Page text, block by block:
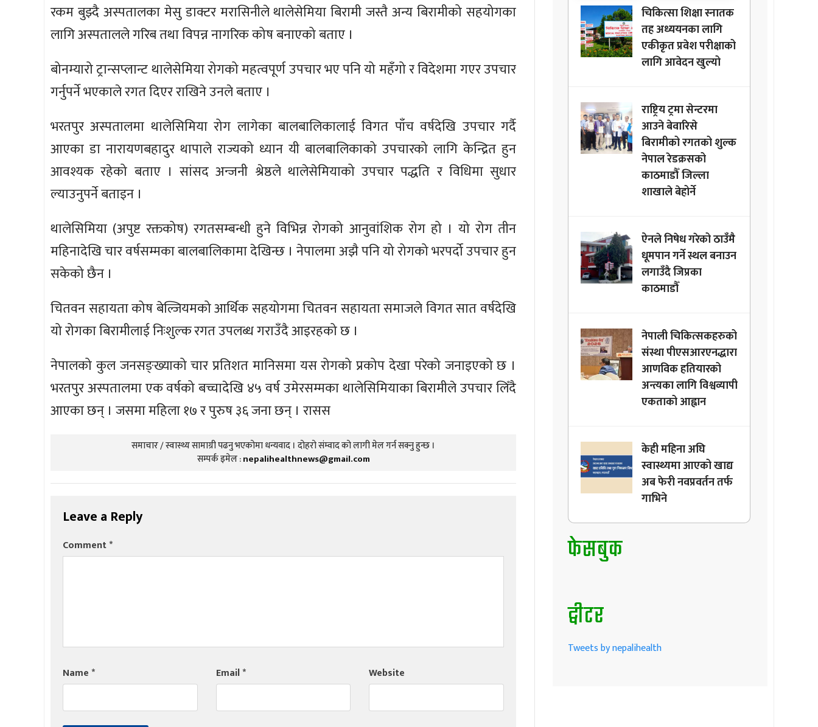
रकम बुझ्दै अस्पतालका मेसु डाक्टर मरासिनीले थालेसेमिया बिरामी जस्तै अन्य बिरामीको सहयोगका
लागि अस्पतालले गरिब तथा विपन्न नागरिक कोष बनाएको बताए ।
बोनम्यारो ट्रान्सप्लान्ट थालेसेमिया रोगको महत्वपूर्ण उपचार भए पनि यो महँगो र विदेशमा गएर उपचार
गर्नुपर्ने भएकाले रगत दिएर राखिने उनले बताए ।
भरतपुर अस्पतालमा थालेसिमिया रोग लागेका बालबालिकालाई विगत पाँच वर्षदेखि उपचार गर्दै
आएका डा नारायणबहादुर थापाले राज्यको ध्यान यी बालबालिकाको उपचारको लागि केन्द्रित हुन
आवश्यक रहेको बताए । सांसद अन्जनी श्रेष्ठले थालेसेमियाको उपचार पद्धति र विधिमा सुधार
ल्याउनुपर्ने बताइन ।
थालेसिमिया (अपुष्ट रक्तकोष) रगतसम्बन्धी हुने विभिन्न रोगको आनुवांशिक रोग हो । यो रोग तीन
महिनादेखि चार वर्षसम्मका बालबालिकामा देखिन्छ । नेपालमा अझै पनि यो रोगको भरपर्दो उपचार हुन
सकेको छैन ।
चितवन सहायता कोष बेल्जियमको आर्थिक सहयोगमा चितवन सहायता समाजले विगत सात वर्षदेखि
यो रोगका बिरामीलाई निःशुल्क रगत उपलब्ध गराउँदै आइरहको छ ।
नेपालको कुल जनसङ्ख्याको चार प्रतिशत मानिसमा यस रोगको प्रकोप देखा परेको जनाइएको छ ।
भरतपुर अस्पतालमा एक वर्षको बच्चादेखि ४५ वर्ष उमेरसम्मका थालेसिमियाका बिरामीले उपचार लिँदै
आएका छन् । जसमा महिला १७ र पुरुष ३६ जना छन् । रासस
समाचार / स्वास्थ्य सामाग्री पढनु भएकोमा धन्यवाद । दोहरो संम्वाद को लागी मेल गर्न सक्नु हुन्छ ।
सम्पर्क इमेल :nepalihealthnews@gmail.com
Leave a Reply
Comment*
Name* Email* Website
चिकित्सा शिक्षा स्नातक
तह अध्ययनका लागि
एकीकृत प्रवेश परीक्षाको
लागि आवेदन खुल्यो
राष्ट्रिय ट्रमा सेन्टरमा
आउने बेवारिसे
बिरामीको रगतको शुल्क
नेपाल रेडक्रसको
काठमाडौँ जिल्ला
शाखाले बेहोर्ने
ऐनले निषेध गरेको ठाउँमै
धूमपान गर्ने स्थल बनाउन
लगाउँदै जिप्रका
काठमाडौँ
नेपाली चिकित्सकहरुको
संस्था पीएसआरएनद्धारा
आणविक हतियारको
अन्त्यका लागि विश्वव्यापी
एकताको आह्वान
केही महिना अघि
स्वास्थ्यमा आएको खाद्य
अब फेरी नवप्रवर्तन तर्फ
गाभिने
फेसबुक
ट्वीटर
Tweets by nepalihealth